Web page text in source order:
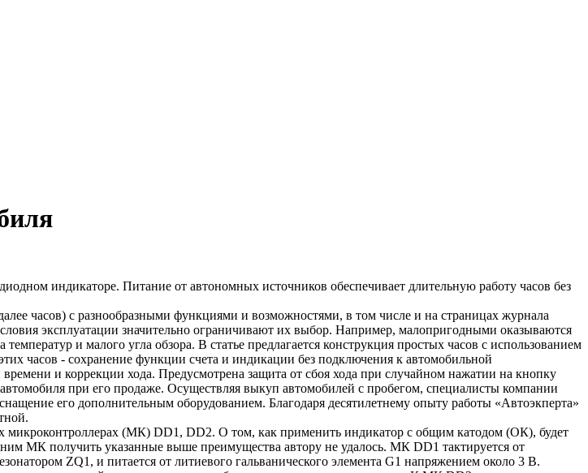
индикаторе. Питание от автономных источников обеспечивает длительную работу часов без
часов) с разнообразными функциями и возможностями, в том числе и на страницах журнала
эксплуатации значительно ограничивают их выбор. Например, малопригодными оказываются
и малого угла обзора. В статье предлагается конструкция простых часов с использованием
часов - сохранение функции счета и индикации без подключения к автомобильной
и коррекции хода. Предусмотрена защита от сбоя хода при случайном нажатии на кнопку
при его продаже. Осуществляя выкуп автомобилей с пробегом, специалисты компании
его дополнительным оборудованием. Благодаря десятилетнему опыту работы «Автоэкперта»
(МК) DD1, DD2. О том, как применить индикатор с общим катодом (ОК), будет
МК получить указанные выше преимущества автору не удалось. МК DD1 тактируется от
ZQ1, и питается от литиевого гальванического элемента G1 напряжением около 3 В.